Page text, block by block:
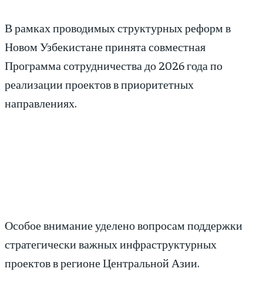
В рамках проводимых структурных реформ в
Новом Узбекистане принята совместная
Программа сотрудничества до 2026 года по
реализации проектов в приоритетных
направлениях.
Особое внимание уделено вопросам поддержки
стратегически важных инфраструктурных
проектов в регионе Центральной Азии.